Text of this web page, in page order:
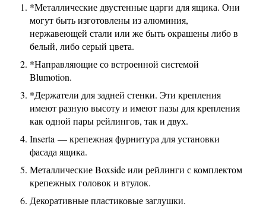
*Металлические двустенные царги для ящика. Они
могут быть изготовлены из алюминия,
нержавеющей стали или же быть окрашены либо в
белый, либо серый цвета.
*Направляющие со встроенной системой
Blumotion.
*Держатели для задней стенки. Эти крепления
имеют разную высоту и имеют пазы для крепления
как одной пары рейлингов, так и двух.
Inserta — крепежная фурнитура для установки
фасада ящика.
Металлические Boxside или рейлинги с комплектом
крепежных головок и втулок.
Декоративные пластиковые заглушки.